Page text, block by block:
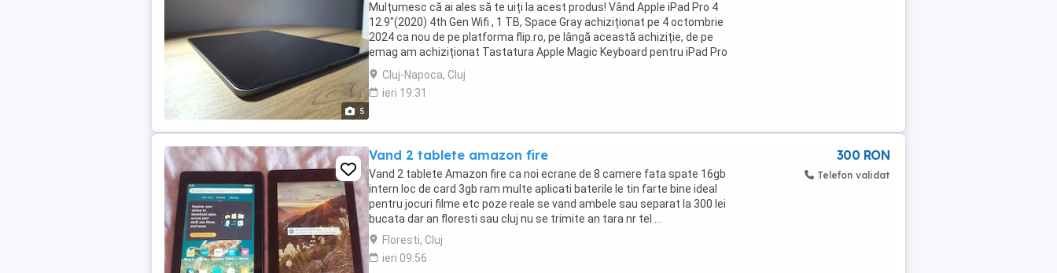
5
Mulțumesc că ai ales să te uiți la acest produs! Vând Apple iPad Pro 4
12.9"(2020) 4th Gen Wifi , 1 TB, Space Gray achiziționat pe 4 octombrie
2024 ca nou de pe platforma flip.ro, pe lângă această achiziție, de pe
emag am achiziționat Tastatura Apple Magic Keyboard pentru iPad Pro
12.9", Layout RO ...
Cluj-Napoca, Cluj
ieri 19:31
Vand 2 tablete amazon fire
Vand 2 tablete Amazon fire ca noi ecrane de 8 camere fata spate 16gb
intern loc de card 3gb ram multe aplicati baterile le tin farte bine ideal
pentru jocuri filme etc poze reale se vand ambele sau separat la 300 lei
bucata dar an floresti sau cluj nu se trimite an tara nr tel ...
Floresti, Cluj
ieri 09:56
300 RON
Telefon validat